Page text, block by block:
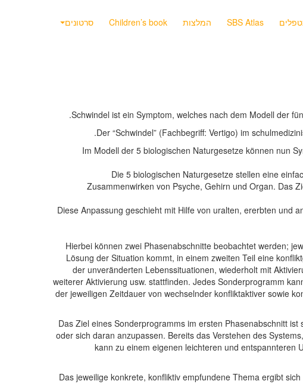
סרטונים Children’s book המלצות SBS Atlas
Schwindel ist ein Symptom, welches nach dem Modell der
Der “Schwindel” (Fachbegriff: Vertigo) im
Im Modell der 5 biologischen Naturgesetze können nun
Die 5 biologischen Naturgesetze stellen eine
Zusammenwirken von Psyche, Gehirn und Organ. Das
Diese Anpassung geschieht mit Hilfe von uralten, ererbten und
Hierbei können zwei Phasenabschnitte beobachtet werden;
Lösung der Situation kommt, in einem zweiten Teil eine
der unveränderten Lebenssituationen, wiederholt mit
weiterer Aktivierung usw. stattfinden. Jedes Sonderprogramm
der jeweiligen Zeitdauer von wechselnder konfliktaktiver sowie
Das Ziel eines Sonderprogramms im ersten Phasenabschnitt
oder sich daran anzupassen. Bereits das Verstehen des
kann zu einem eigenen leichteren und entspannteren
Das jeweilige konkrete, konfliktiv empfundene Thema ergibt